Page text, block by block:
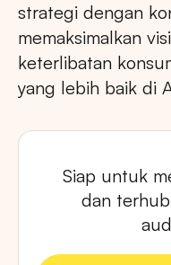
strategi dengan
memaksimalkan
keterlibatan
yang lebih baik di
Siap untuk
dan